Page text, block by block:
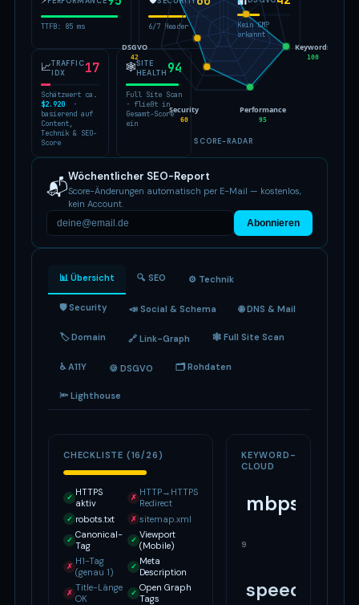
TTFB: 85 ms 6/7 Header
Kein CMP
erkannt
📈TRAFFIC
IDX
17
Schätzwert ca.
$2.920 ·
basierend auf
Content,
Technik & SEO-
Score
🕸SITE
HEALTH 94
Full Site Scan
· fließt in
Gesamt-Score
ein
Keywords
100
Performance
95
Security
60
DSGVO
42
SCORE-RADAR
📬Wöchentlicher SEO-Report
Score-Änderungen automatisch per E-Mail — kostenlos,
kein Account.
Abonnieren
📊 Übersicht 🔍 SEO ⚙️ Technik
🛡 Security 📣 Social & Schema 🌐 DNS & Mail
🏷 Domain 🔗 Link-Graph 🕸 Full Site Scan
♿ A11Y 🍪 DSGVO 🗂 Rohdaten
🔦 Lighthouse
CHECKLISTE (16/26)
✓ HTTPS
aktiv
✗ HTTP→HTTPS
Redirect
✓ robots.txt ✗ sitemap.xml
✓ Canonical-
Tag
✓ Viewport
(Mobile)
✗ H1-Tag
(genau 1)
✓ Meta
Description
✗ Title-Länge
OK
✓ Open Graph
Tags
KEYWORD-
CLOUD
mbps
9
speedtest